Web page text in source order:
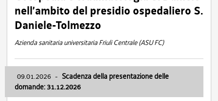
nell’ambito del presidio ospedaliero S.
Daniele-Tolmezzo
Azienda sanitaria universitaria Friuli Centrale (ASU FC)
09.01.2026 - Scadenza della presentazione delle
domande: 31.12.2026